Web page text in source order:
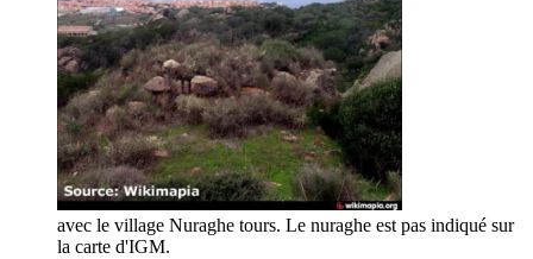
avec le village Nuraghe tours. Le nuraghe est pas indiqué sur
la carte d'IGM.